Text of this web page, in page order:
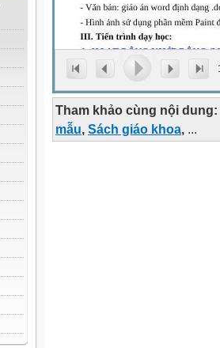
Tham khảo cùng nội dung:
mẫu, Sách giáo khoa, ...